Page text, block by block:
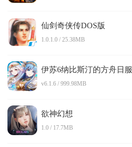
仙剑奇侠传DOS版
1.0.1.0 / 25.38MB
伊苏6纳比斯汀的方舟日服
v6.1.6 / 999.98MB
欲神幻想
1.0 / 17.7MB